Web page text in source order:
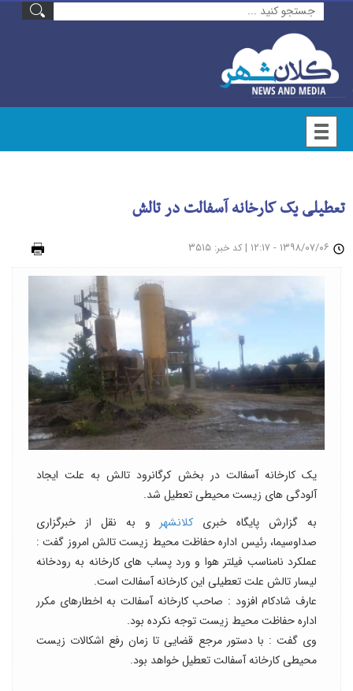
تعطیلی یک کارخانه آسفالت در تالش
| کد خبر: ۳۵۱۵
یک کارخانه آسفالت در بخش کرگانرود تالش به علت ایجاد
آلودگی های زیست محیطی تعطیل شد.
به گزارش پایگاه خبری کلانشهرو به نقل از خبرگزاری
صداوسیما، رئیس اداره حفاظت محیط زیست تالش امروز گفت :
عملکرد نامناسب فیلتر هوا و ورد پساب های کارخانه به رودخانه
لیسار تالش علت تعطیلی این کارخانه آسفالت است.
عارف شادکام افزود : صاحب کارخانه آسفالت به اخطارهای مکرر
اداره حفاظت محیط زیست توجه نکرده بود.
وی گفت : با دستور مرجع قضایی تا زمان رفع اشکالات زیست
محیطی کارخانه آسفالت تعطیل خواهد بود.